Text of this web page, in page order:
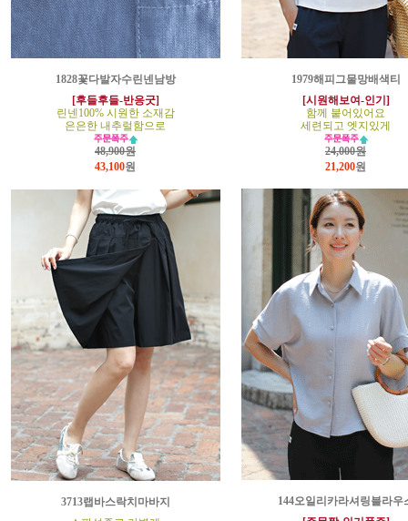
1828꽃다발자수린넨남방
[후들후들-반응굿]
린넨100% 시원한 소재감
은은한 내추럴함으로
48,900원
43,100원
1979해피그물망배색티
[시원해보여-인기]
함께 붙어있어요
세련되고 엣지있게
24,000원
21,200원
3713랩바스락치마바지
144오일리카라셔링블라우